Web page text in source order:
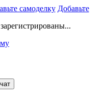
самоделку Добавьте